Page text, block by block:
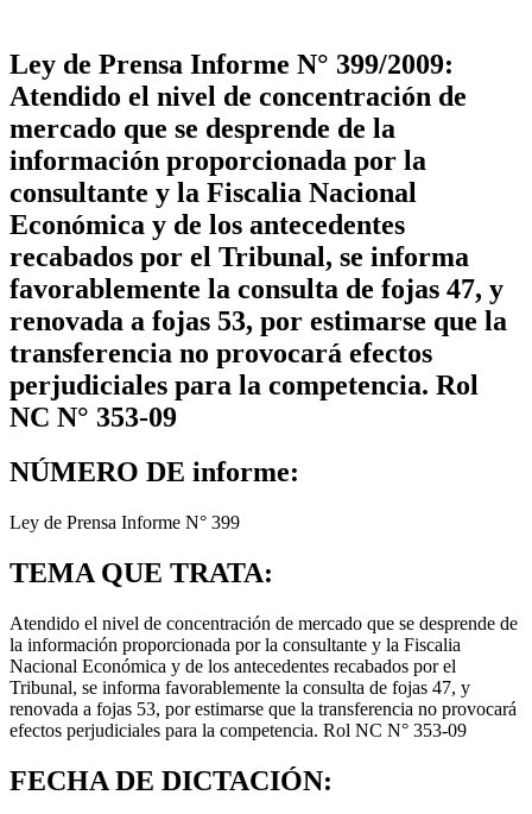
Ley de Prensa Informe N° 399/2009:
Atendido el nivel de concentración de
mercado que se desprende de la
información proporcionada por la
consultante y la Fiscalia Nacional
Económica y de los antecedentes
recabados por el Tribunal, se informa
favorablemente la consulta de fojas 47, y
renovada a fojas 53, por estimarse que la
transferencia no provocará efectos
perjudiciales para la competencia. Rol
NC N° 353-09
NÚMERO DE informe:
Ley de Prensa Informe N° 399
TEMA QUE TRATA:
Atendido el nivel de concentración de mercado que se desprende de
la información proporcionada por la consultante y la Fiscalia
Nacional Económica y de los antecedentes recabados por el
Tribunal, se informa favorablemente la consulta de fojas 47, y
renovada a fojas 53, por estimarse que la transferencia no provocará
efectos perjudiciales para la competencia. Rol NC N° 353-09
FECHA DE DICTACIÓN: